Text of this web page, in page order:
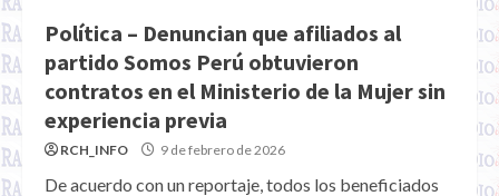
Política – Denuncian que afiliados al
partido Somos Perú obtuvieron
contratos en el Ministerio de la Mujer sin
experiencia previa
RCH_INFO 9 de febrero de 2026
De acuerdo con un reportaje, todos los beneficiados